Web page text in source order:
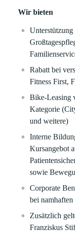
Wir bieten
Rabatt bei
Fitness First,
Bike-Leasing
Kategorie
und weitere)
Interne
Kursangebot
sowie
Corporate
bei
Zusätzlich
Franziskus